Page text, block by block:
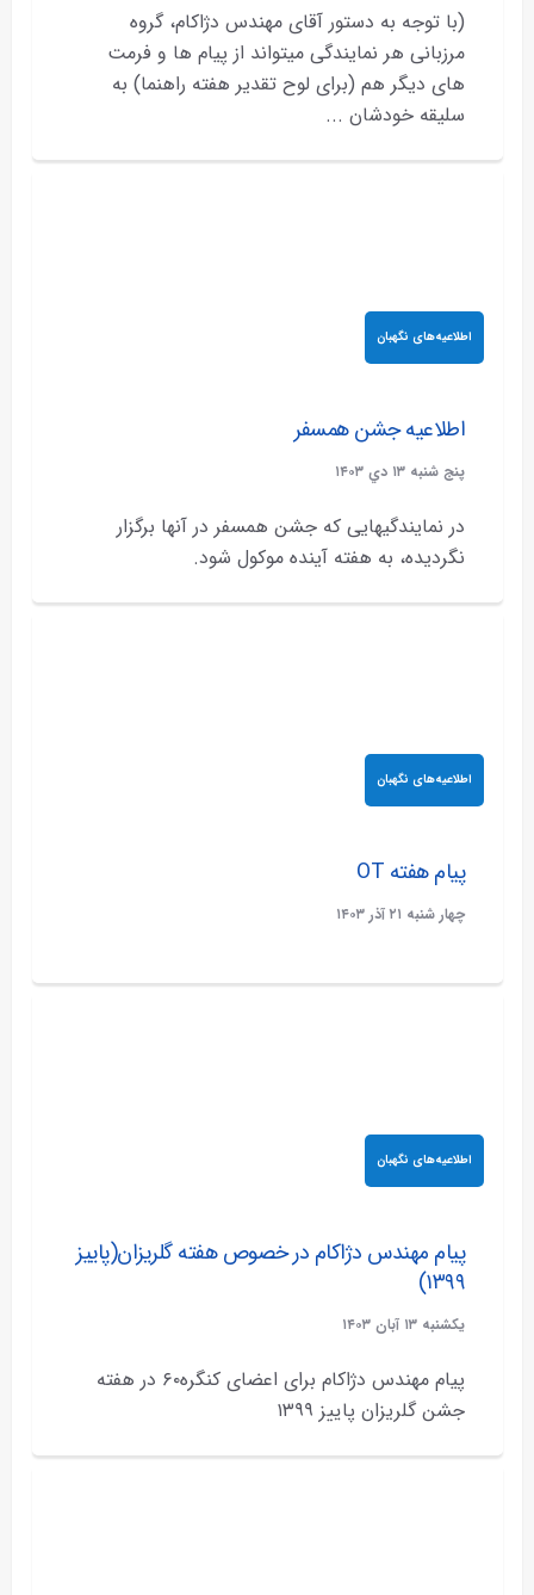
(با توجه به دستور آقای مهندس دژاکام، گروه
مرزبانی هر نمایندگی میتواند از پیام ها و فرمت
های دیگر هم (برای لوح تقدیر هفته راهنما) به
سلیقه خودشان ...
اطلاعیه‌های نگهبان
اطلاعیه جشن همسفر
پنج شنبه ۱۳ دي ۱۴۰۳
در نمایندگیهایی که جشن همسفر در آنها برگزار
نگردیده، به هفته آینده موکول شود.
اطلاعیه‌های نگهبان
پیام هفته OT
چهار شنبه ۲۱ آذر ۱۴۰۳
اطلاعیه‌های نگهبان
پیام مهندس دژاکام در خصوص هفته گلریزان(پاییز
۱۳۹۹)
يکشنبه ۱۳ آبان ۱۴۰۳
پیام مهندس دژاکام برای اعضای کنگره۶۰ در هفته
جشن گلریزان پاییز ۱۳۹۹